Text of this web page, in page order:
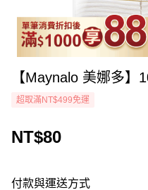
【Maynalo 美娜多
超取滿NT$499免運
NT$80
付款與運送方式